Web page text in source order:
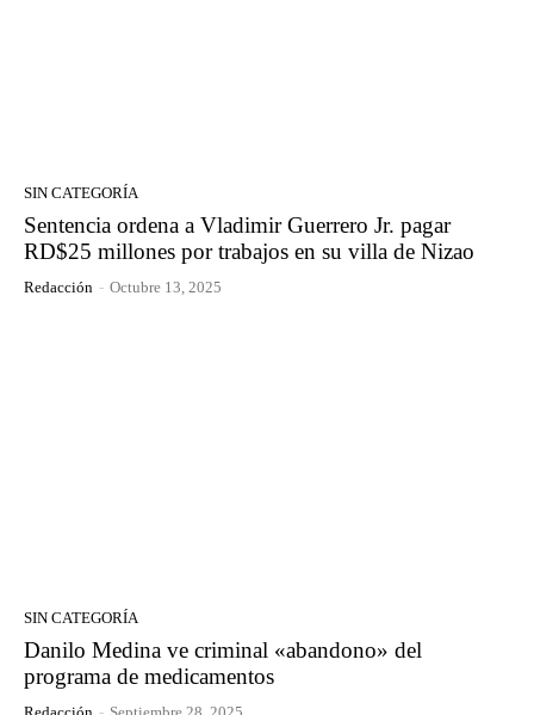
SIN CATEGORÍA
Sentencia ordena a Vladimir Guerrero Jr. pagar
RD$25 millones por trabajos en su villa de Nizao
Redacción - Octubre 13, 2025
SIN CATEGORÍA
Danilo Medina ve criminal «abandono» del
programa de medicamentos